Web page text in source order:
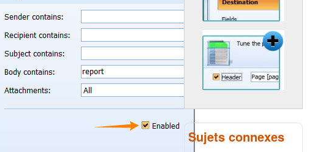
Sujets connexes